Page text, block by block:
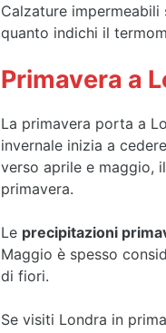
Calzature
quanto indichi il
Primavera a
La primavera porta a
invernale inizia a
verso aprile e maggio,
primavera.
Le precipitazioni
Maggio è spesso
di fiori.
Se visiti Londra in